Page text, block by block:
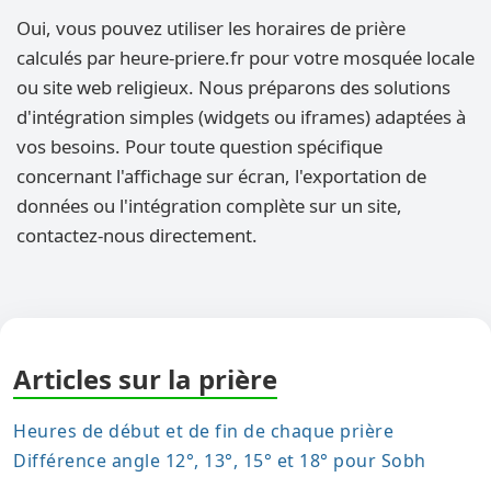
Oui, vous pouvez utiliser les horaires de prière
calculés par heure-priere.fr pour votre mosquée locale
ou site web religieux. Nous préparons des solutions
d'intégration simples (widgets ou iframes) adaptées à
vos besoins. Pour toute question spécifique
concernant l'affichage sur écran, l'exportation de
données ou l'intégration complète sur un site,
contactez-nous directement.
Articles sur la prière
Heures de début et de fin de chaque prière
Différence angle 12°, 13°, 15° et 18° pour Sobh